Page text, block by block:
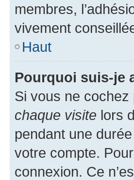
membres,
vivement
Haut
Pourquoi suis-je
Si vous ne cochez
chaque visite lors
pendant une
votre compte.
connexion. Ce